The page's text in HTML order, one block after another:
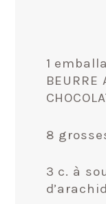
1
BEURRE
8
3 c. à